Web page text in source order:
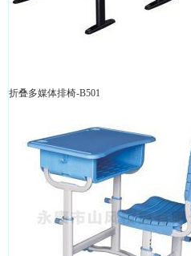
折叠多媒体排椅-B501